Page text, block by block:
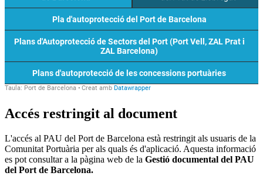
Accés restringit al document
L'accés al PAU del Port de Barcelona està restringit als usuaris de la
Comunitat Portuària per als quals és d'aplicació. Aquesta informació
es pot consultar a la pàgina web de la Gestió documental del PAU
del Port de Barcelona.